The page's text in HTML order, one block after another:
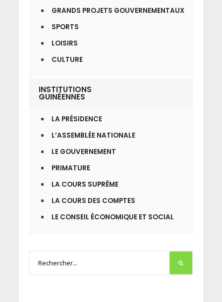
GRANDS PROJETS GOUVERNEMENTAUX
SPORTS
LOISIRS
CULTURE
INSTITUTIONS
GUINÉENNES
LA PRÉSIDENCE
L’ASSEMBLÉE NATIONALE
LE GOUVERNEMENT
PRIMATURE
LA COURS SUPRÊME
LA COURS DES COMPTES
LE CONSEIL ÉCONOMIQUE ET SOCIAL